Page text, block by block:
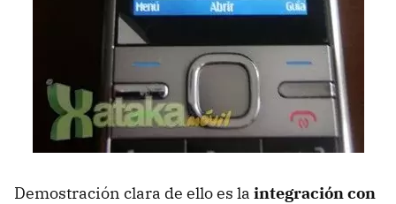
Demostración clara de ello es la integración con